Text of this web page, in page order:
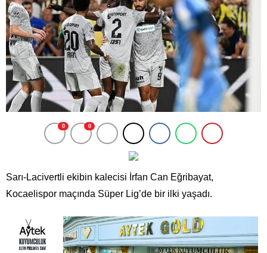
0 0
Sarı-Lacivertli ekibin kalecisi İrfan Can Eğribayat,
Kocaelispor maçında Süper Lig’de bir ilki yaşadı.